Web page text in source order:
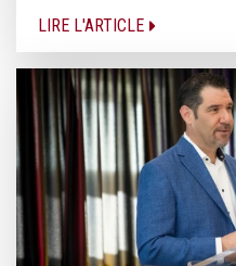
LIRE L'ARTICLE